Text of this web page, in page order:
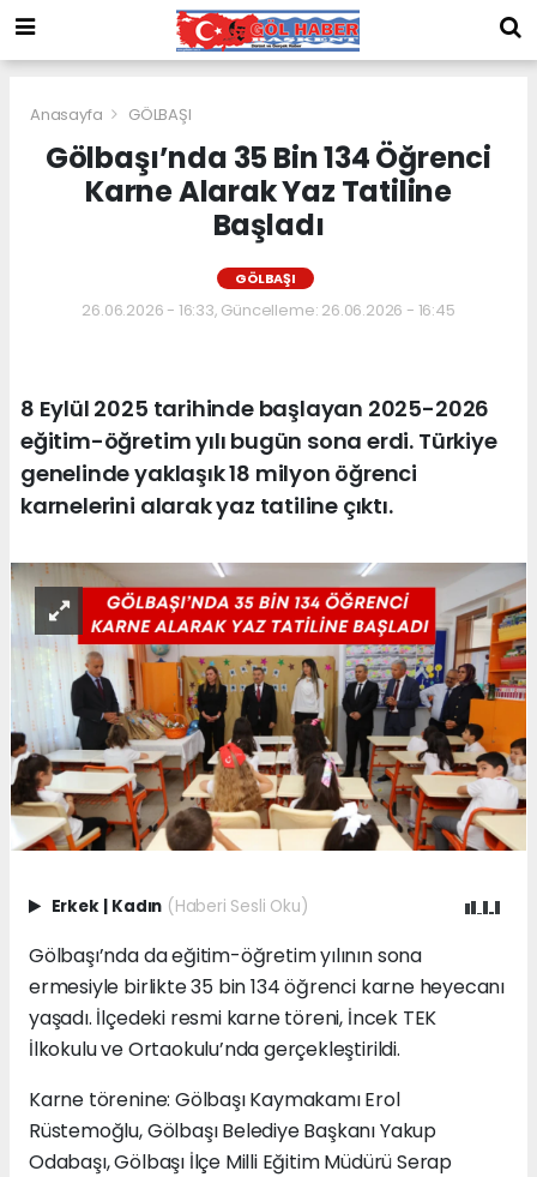
Anasayfa GÖLBAŞI
Gölbaşı’nda 35 Bin 134 Öğrenci
Karne Alarak Yaz Tatiline
Başladı
GÖLBAŞI
26.06.2026 - 16:33, Güncelleme: 26.06.2026 - 16:45
8 Eylül 2025 tarihinde başlayan 2025-2026
eğitim-öğretim yılı bugün sona erdi. Türkiye
genelinde yaklaşık 18 milyon öğrenci
karnelerini alarak yaz tatiline çıktı.
Erkek | Kadın (Haberi Sesli Oku)
Gölbaşı’nda da eğitim-öğretim yılının sona
ermesiyle birlikte 35 bin 134 öğrenci karne heyecanı
yaşadı. İlçedeki resmi karne töreni, İncek TEK
İlkokulu ve Ortaokulu’nda gerçekleştirildi.
Karne törenine: Gölbaşı Kaymakamı Erol
Rüstemoğlu, Gölbaşı Belediye Başkanı Yakup
Odabaşı, Gölbaşı İlçe Milli Eğitim Müdürü Serap